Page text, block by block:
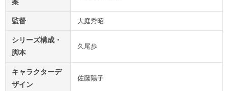
監督 大庭秀昭
シリーズ構成・
脚本
久尾歩
キャラクターデ
ザイン
佐藤陽子